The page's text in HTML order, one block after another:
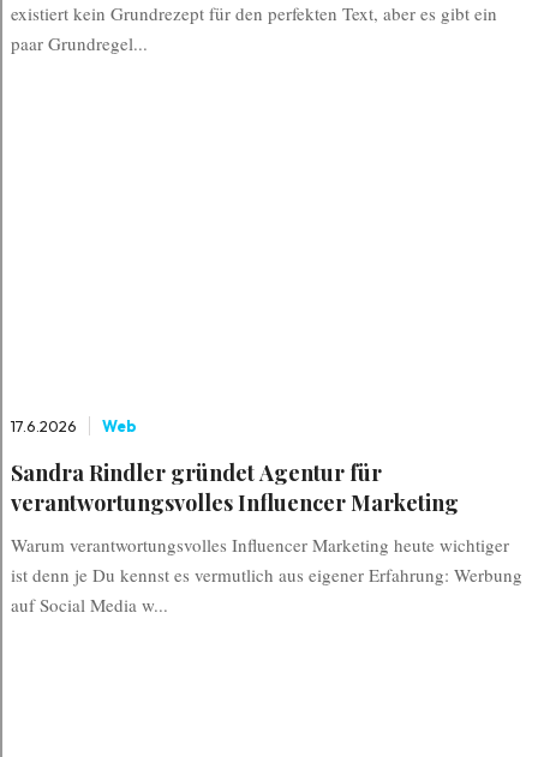
existiert kein Grundrezept für den perfekten Text, aber es gibt ein
paar Grundregel...
17.6.2026 Web
Sandra Rindler gründet Agentur für
verantwortungsvolles Influencer Marketing
Warum verantwortungsvolles Influencer Marketing heute wichtiger
ist denn je Du kennst es vermutlich aus eigener Erfahrung: Werbung
auf Social Media w...